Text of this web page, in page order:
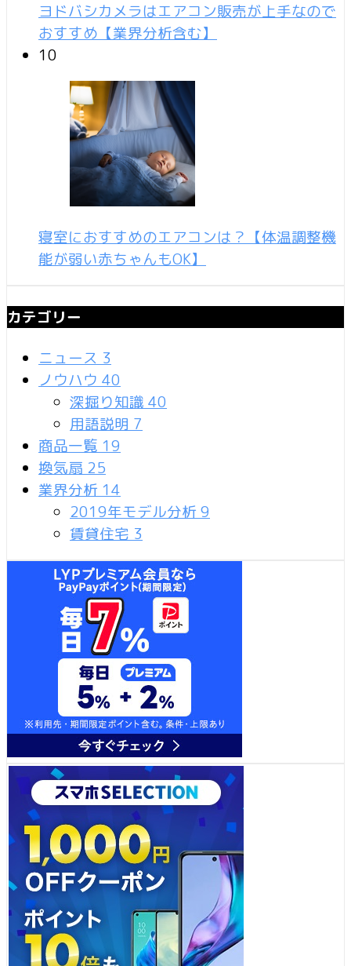
ヨドバシカメラはエアコン販売が上手なので
おすすめ【業界分析含む】
10
寝室におすすめのエアコンは？【体温調整機
能が弱い赤ちゃんもOK】
カテゴリー
ニュース 3
ノウハウ 40
深掘り知識 40
用語説明 7
商品一覧 19
換気扇 25
業界分析 14
2019年モデル分析 9
賃貸住宅 3